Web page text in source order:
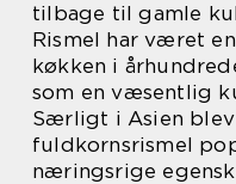
tilbage til gamle
Rismel har været
køkken i
som en væsentlig
Særligt i Asien blev
fuldkornsrismel
næringsrige